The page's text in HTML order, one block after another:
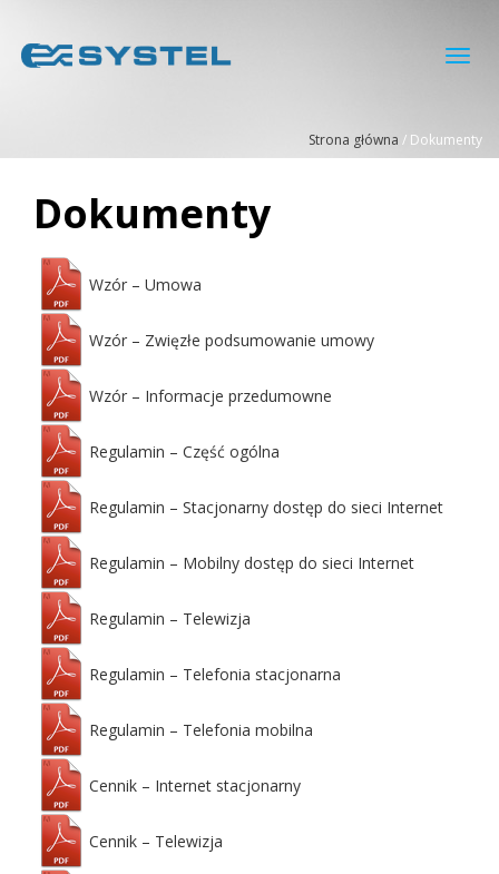
Strona główna / Dokumenty
Dokumenty
Wzór – Umowa
Wzór – Zwięzłe podsumowanie umowy
Wzór – Informacje przedumowne
Regulamin – Część ogólna
Regulamin – Stacjonarny dostęp do sieci Internet
Regulamin – Mobilny dostęp do sieci Internet
Regulamin – Telewizja
Regulamin – Telefonia stacjonarna
Regulamin – Telefonia mobilna
Cennik – Internet stacjonarny
Cennik – Telewizja